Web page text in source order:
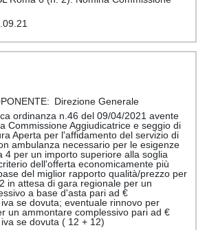
Direzione Generale
ordinanza n.46 del 09/04/2021 avente
Commissione Aggiudicatrice e seggio di
Aperta per l'affidamento del servizio di
ambulanza necessario per le esigenze
4 per un importo superiore alla soglia
dell'offerta economicamente più
del miglior rapporto qualità/prezzo per
in attesa di gara regionale per un
a base d'asta pari ad €
se dovuta; eventuale rinnovo per
un ammontare complessivo pari ad €
se dovuta ( 12 + 12)